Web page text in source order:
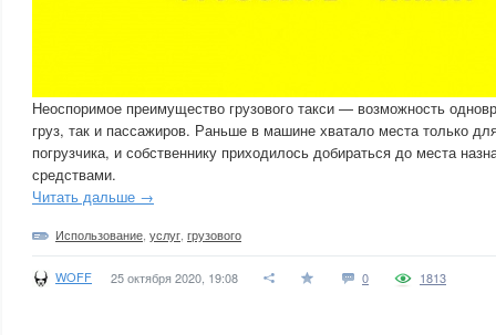
Неоспоримое преимущество грузового такси — возможность
груз, так и пассажиров. Раньше в машине хватало места только
погрузчика, и собственнику приходилось добираться до места
средствами.
Читать дальше →
Использование услуг грузового
WOFF 25 октября 2020, 19:08 0 1813